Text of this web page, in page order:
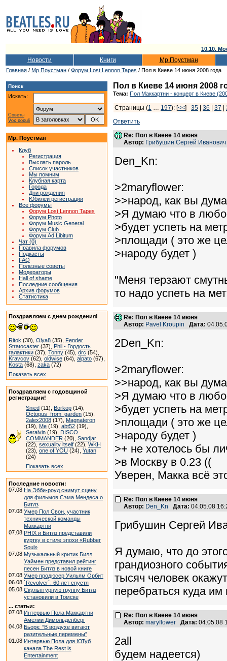
10.10.
Новости Книги Мр.Поустман
Главная / Мр.Поустман / Форум Lost Lennon Tapes / Пол в Киеве 14 июня 2008 года
Поиск
Искать:
Советы
Vox populi
Мр. Поустман
Клуб
Регистрация
Выслать пароль
Список участников
Мы помним
Клубная карта
Города
Дни рождения
Юбилеи регистрации
Все форумы
Форум Lost Lennon Tapes
Форум Photo
Форум Music General
Форум Club
Форум Ad Libitum
Чат (0)
Правила форумов
Подкасты
FAQ
Полезные советы
Модераторы
Hall of shame
Последние сообщения
Архив форумов
Статистика
Поздравляем с днем рождения!
Ritok (30), Olya8 (35), Fender
Stratocaster (37), Phil - Гордость
галактики (37), Tonny (45), drc (54),
Kravcov (62), oldwise (64), alpato (67),
Kosta (68), zaka (72)
Показать всех
Поздравляем с годовщиной
регистрации!
Snied (11), Borkop (14),
Octopus_from_garden (15),
2alex2008 (17), Magnateron
(19), Me (19), abt52 (19),
Seralvin (19), DISCO
COMMANDER (20), Sandjar
(22), sexuality itself (22), WKH
(23), one of YOU (24), Yutan
(24)
Показать всех
Последние новости:
07.08 На Эбби-роуд снимут сцену
для фильмов Сэма Мендеса о
Битлз
07.08 Умер Пол Свон, участник
технической команды
Маккартни
07.08 PHIX и Битлз представили
куртку в стиле эпохи «Rubber
Soul»
07.08 Музыкальный критик Билл
Уаймен представил рейтинг
песен Битлз в новой книге
07.08 Умер продюсер Уильям Орбит
06.08 `Revolver`: 60 лет спустя
05.08 Скульптурную группу Битлз
установили в Томске
... статьи:
07.08 Интервью Пола Маккартни
Амелии Димольденберг
04.08 Бьорк: “В воздухе витают
разительные перемены”
01.08 Интервью Пола для ЮТуб
канала The Rest is
Entertainment
Пол в Киеве 14 июня 2008
Тема: Пол Маккартни - концерт в Киеве
Страницы (1 … 197): [<<] 35 36 37
Ответить
Re: Пол в Киеве 14 июня
Автор: Грибушин Сергей Иванович
Den_Kn:
>2maryflower:
>>народ, как вы
>Я думаю что в
>будет успеть на
>площади ( это же
>народу будет )
"Меня терзают
то надо успеть на
Re: Пол в Киеве 14 июня
Автор: Pavel Kroupin Дата:
2Den_Kn:
>2maryflower:
>>народ, как вы
>Я думаю что в
>будет успеть на
>площади ( это же
>народу будет )
>+ не хотелось бы
>в Москву в 0.23 ((
Уверен, Макка всё
Re: Пол в Киеве 14 июня
Автор: Den_Kn Дата: 04.05.08
Грибушин Сергей
Я думаю, что до
грандиозного
тысяч человек
перебраться куда им
Re: Пол в Киеве 14 июня
Автор: maryflower Дата: 04.05.08
2all
будем надеется)